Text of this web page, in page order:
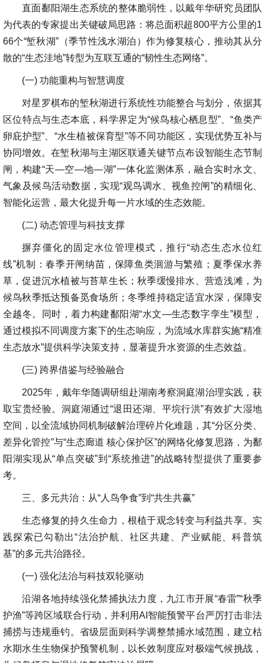
直面鄱阳湖生态系统的整体脆弱性，以戴年华研究员团队
为代表的专家提出关键破局思路：将总面积超800平方公里的1
66个“堑秋湖”（季节性浅水湖泊）作为修复核心，推动其从分
散的“生态洼地”转型为互联互通的“韧性生态网络”。
(一) 功能重构与智慧调度
对星罗棋布的堑秋湖进行系统性功能整合与划分，依据其
区位特点与生态本底，科学界定为“候鸟核心栖息型”、“鱼类产
卵庇护型”、“水生植被保育型”等不同功能区，实现优势互补与
协同增效。在堑秋湖与主湖区联通关键节点布设智能生态节制
闸，构建“天—空—地—湖”一体化监测体系，融合实时水文、
气象及候鸟活动数据，实现“观鸟调水、视鱼控闸”的精细化、
智能化运营，最大化提升每一片水域的生态效能。
(二) 动态管理与科技支撑
摒弃僵化的固定水位管理模式，推行“动态生态水位红
线”机制：春季开闸纳苗，保障鱼类洄游与繁殖；夏季保水养
草，促进沉水植被与苔草生长；秋季缓慢排水、营造浅滩，为
候鸟秋季抵达预备觅食场所；冬季维持稳定适宜水深，保障安
全越冬。同时，着力构建鄱阳湖“水文—生态数字孪生”模型，
通过模拟不同调度方案下的生态响应，为流域水库群实施“精准
生态放水”提供科学决策支持，显著提升水资源的生态效益。
(三) 跨界借鉴与经验融合
2025年，戴年华随调研组赴湖南考察洞庭湖治理实践，获
取宝贵经验。洞庭湖通过“退田还湖、平垸行洪”有效扩大湿地
空间，以全流域协同机制破解治理碎片化难题，其“分区分类、
差异化管控”与“生态廊道 核心保护区”的网络化修复思路，为鄱
阳湖实现从“单点突破”到“系统推进”的战略转型提供了重要参
考。
三、多元共治：从“人鸟争食”到“共生共赢”
生态修复的持久生命力，根植于观念转变与利益共享。实
践探索已勾勒出“法治护航、社区共建、产业赋能、科普筑
基”的多元共治路径。
(一) 强化法治与科技双轮驱动
沿湖各地持续强化禁捕执法力度，九江市开展“春雷”“秋季
护渔”等跨区域联合行动，并利用AI智能预警平台严厉打击非法
捕捞与违规垂钓。省级层面则科学调整禁捕水域范围，建立枯
水期水生生物保护预警机制，以长效制度应对极端气候挑战，